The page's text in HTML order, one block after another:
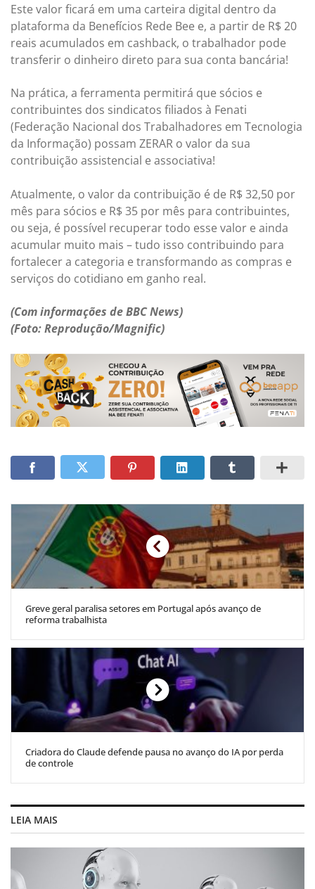
Este valor ficará em uma carteira digital dentro da
plataforma da Benefícios Rede Bee e, a partir de R$ 20
reais acumulados em cashback, o trabalhador pode
transferir o dinheiro direto para sua conta bancária!
Na prática, a ferramenta permitirá que sócios e
contribuintes dos sindicatos filiados à Fenati
(Federação Nacional dos Trabalhadores em Tecnologia
da Informação) possam ZERAR o valor da sua
contribuição assistencial e associativa!
Atualmente, o valor da contribuição é de R$ 32,50 por
mês para sócios e R$ 35 por mês para contribuintes,
ou seja, é possível recuperar todo esse valor e ainda
acumular muito mais – tudo isso contribuindo para
fortalecer a categoria e transformando as compras e
serviços do cotidiano em ganho real.
(Com informações de BBC News)
(Foto: Reprodução/Magnific)
Greve geral paralisa setores em Portugal após avanço de
reforma trabalhista
Criadora do Claude defende pausa no avanço do IA por perda
de controle
LEIA MAIS